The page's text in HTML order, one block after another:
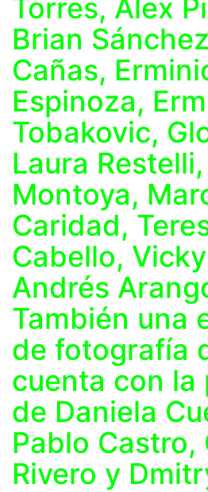
Torres, Alex
Brian
Cañas,
Espinoza,
Tobakovic,
Laura
Montoya,
Caridad,
Cabello,
Andrés
También una
de fotografía
cuenta con la
de Daniela
Pablo Castro,
Rivero y